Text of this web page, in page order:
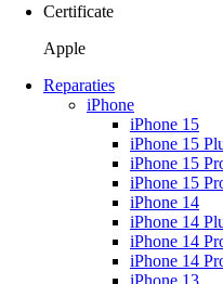
Certificate
Apple
Reparaties
iPhone
iPhone 15
iPhone 15
iPhone 15
iPhone 15
iPhone 14
iPhone 14
iPhone 14
iPhone 14
iPhone 13